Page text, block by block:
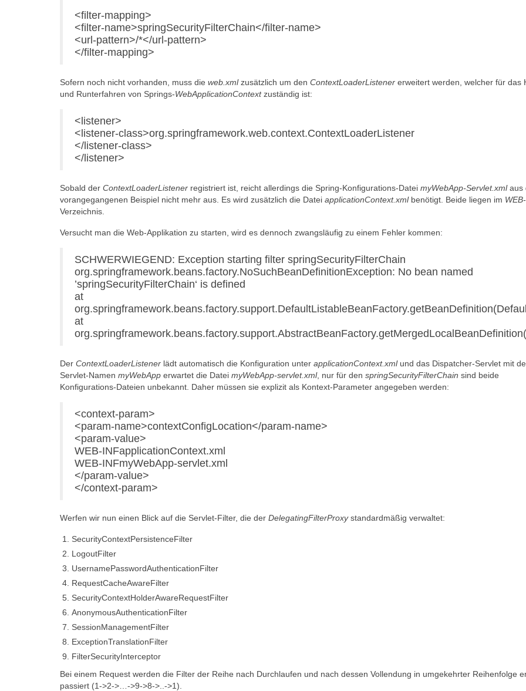
<filter-mapping>
<filter-name>springSecurityFilterChain</filter-name>
<url-pattern>/*</url-pattern>
</filter-mapping>
Sofern noch nicht vorhanden, muss die web.xmlzusätzlich um den ContextLoaderListener erweitert werden, welcher für das
und Runterfahren von Springs-WebApplicationContextzuständig ist:
<listener>
<listener-class>org.springframework.web.context.ContextLoaderListener
</listener-class>
</listener>
Sobald der ContextLoaderListener registriert ist, reicht allerdings die Spring-Konfigurations-Datei myWebApp-Servlet.xmlaus
vorangegangenen Beispiel nicht mehr aus. Es wird zusätzlich die Datei applicationContext.xmlbenötigt. Beide liegen im
Verzeichnis.
Versucht man die Web-Applikation zu starten, wird es dennoch zwangsläufig zu einem Fehler kommen:
SCHWERWIEGEND: Exception starting filter springSecurityFilterChain
org.springframework.beans.factory.NoSuchBeanDefinitionException: No bean named
’springSecurityFilterChain‘ is defined
at
at
Der ContextLoaderListener lädt automatisch die Konfiguration unter applicationContext.xmlund das Dispatcher-Servlet mit
Servlet-Namen myWebApp erwartet die Datei myWebApp-servlet.xml, nur für den springSecurityFilterChain sind beide
Konfigurations-Dateien unbekannt. Daher müssen sie explizit als Kontext-Parameter angegeben werden:
<context-param>
<param-name>contextConfigLocation</param-name>
<param-value>
WEB-INFapplicationContext.xml
WEB-INFmyWebApp-servlet.xml
</param-value>
</context-param>
Werfen wir nun einen Blick auf die Servlet-Filter, die der DelegatingFilterProxystandardmäßig verwaltet:
SecurityContextPersistenceFilter
LogoutFilter
UsernamePasswordAuthenticationFilter
RequestCacheAwareFilter
SecurityContextHolderAwareRequestFilter
AnonymousAuthenticationFilter
SessionManagementFilter
ExceptionTranslationFilter
FilterSecurityInterceptor
Bei einem Request werden die Filter der Reihe nach Durchlaufen und nach dessen Vollendung in umgekehrter Reihenfolge
passiert (1->2->…->9->8->..->1).